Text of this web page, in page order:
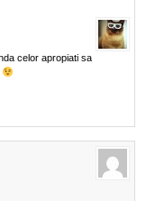
celor apropiati sa